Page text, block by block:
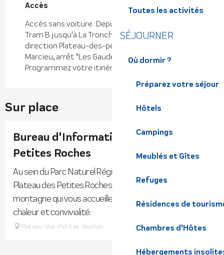
Toutes les activités
SÉJOURNER
Où dormir ?
Préparez votre séjour
Hôtels
Campings
Meublés et Gîtes
Refuges
Résidences de
Chambres d'Hôtes
Hébergements
Accès
Accès
Accès sans voiture : Depuis Grenoble, prendre le
Tram B jusqu'à La Tronche Hôpital puis le bus 85
direction Plateau-des-petites-roches/Col de
Marcieu, arrêt "Les Gaudes".
Programmez votre itinéraire sur www.oura.com
Sur place
Bureau d'Information Touristique des
Petites Roches
Au sein du Parc Naturel Régional de Chartreuse, le
Plateau des Petites Roches est un village de moyenne
montagne qui vous accueille été comme hiver, avec
chaleur et convivialité.
Plateau-des-Petites-Roches